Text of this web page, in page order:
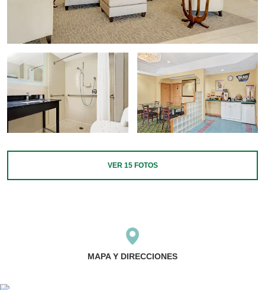
VER 15FOTOS
MAPA Y DIRECCIONES